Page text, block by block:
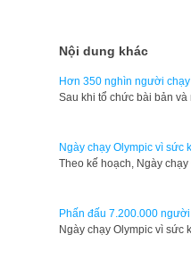
Nội dung khác
Hơn 350 nghìn người
Sau khi tổ chức bài bản
Ngày chạy Olympic vì sức
Theo kế hoạch, Ngày
Phấn đấu 7.200.000
Ngày chạy Olympic vì